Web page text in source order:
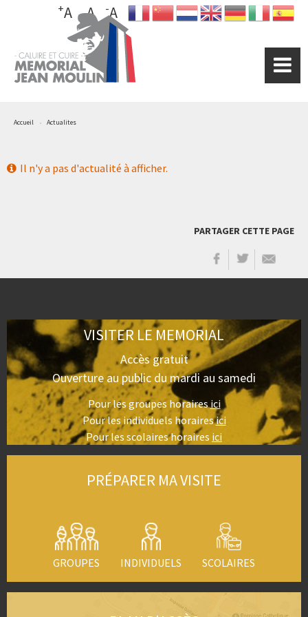
principal
-A
A
+A
Accueil Actualites
Il n'y a pas d'actualité à afficher.
PARTAGER CETTE PAGE
VISITER LE MEMORIAL
Accès gratuit
Ouverture au public du mardi au samedi
Pour les groupes horairesici
Pour les individuels horairesici
Pour les scolaires horaires ici
PRÉPARER MA VISITE
GROUPES INDIVIDUELS SCOLAIRES